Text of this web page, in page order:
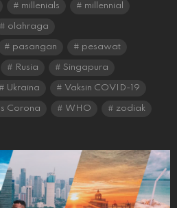
millenials millennial
olahraga
pasangan pesawat
Rusia Singapura
Ukraina Vaksin COVID-19
Corona WHO zodiak